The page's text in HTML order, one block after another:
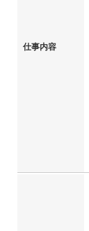
仕事内容